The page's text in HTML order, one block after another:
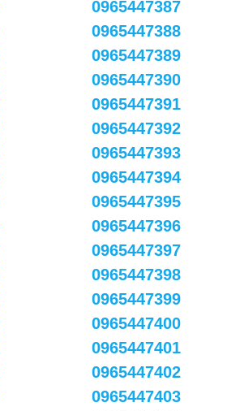
0965447387
0965447388
0965447389
0965447390
0965447391
0965447392
0965447393
0965447394
0965447395
0965447396
0965447397
0965447398
0965447399
0965447400
0965447401
0965447402
0965447403